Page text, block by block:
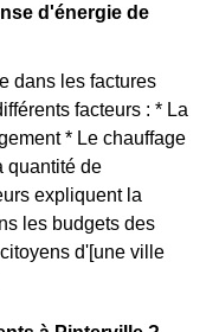
d'énergie de
dans les factures
facteurs : * La
* Le chauffage
quantité de
expliquent la
les budgets des
d'[une ville